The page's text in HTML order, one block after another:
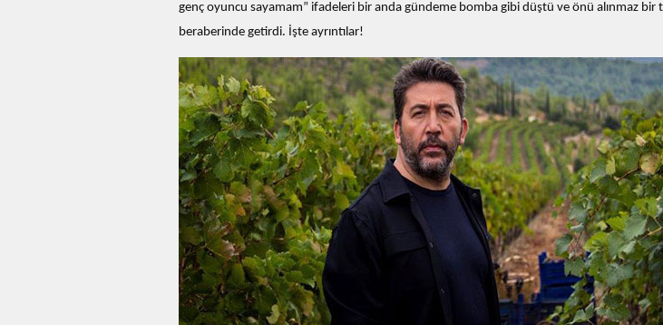
genç oyuncu sayamam” ifadeleri bir anda gündeme bomba gibi düştü ve önü alınmaz bir
beraberinde getirdi. İşte ayrıntılar!